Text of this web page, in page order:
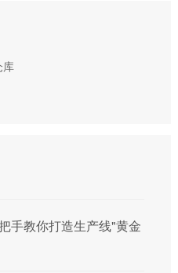
库
手教你打造生产线"黄金